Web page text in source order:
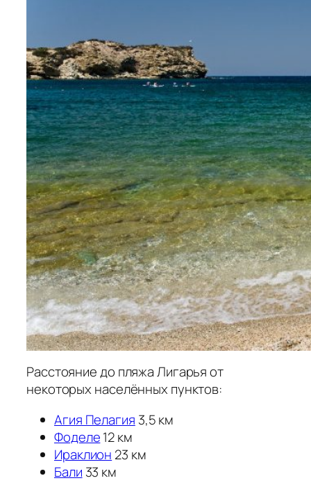
Расстояние до пляжа Лигарья от
некоторых населённых пунктов:
Агия Пелагия 3,5 км
Фоделе12 км
Ираклион 23 км
Бали 33 км